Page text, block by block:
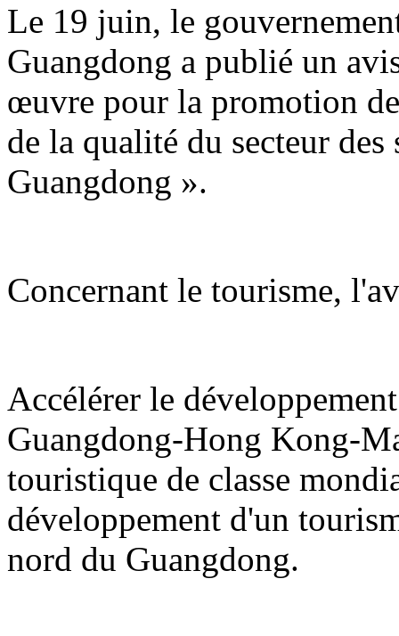
Le 19 juin, le
Guangdong a publié un
œuvre pour la promotion
de la qualité du secteur
Guangdong ».
Concernant le tourisme,
Accélérer le
Guangdong-Hong Kong-
touristique de classe
développement d'un
nord du Guangdong.